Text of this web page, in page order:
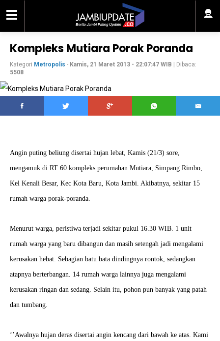
Kompleks Mutiara Porak Poranda
Kategori Metropolis - Kamis, 21 Maret 2013 - 22:07:47 WIB | Dibaca:
5508
Angin puting beliung disertai hujan lebat, Kamis (21/3) sore,
mengamuk di RT 60 kompleks perumahan Mutiara, Simpang Rimbo,
Kel Kenali Besar, Kec Kota Baru, Kota Jambi. Akibatnya, sekitar 15
rumah warga porak-poranda.
Menurut warga, peristiwa terjadi sekitar pukul 16.30 WIB. 1 unit
rumah warga yang baru dibangun dan masih setengah jadi mengalami
kerusakan hebat. Sebagian batu bata dindingnya rontok, sedangkan
atapnya berterbangan. 14 rumah warga lainnya juga mengalami
kerusakan ringan dan sedang. Selain itu, pohon pun banyak yang patah
dan tumbang.
‘’Awalnya hujan deras disertai angin kencang dari bawah ke atas. Kami